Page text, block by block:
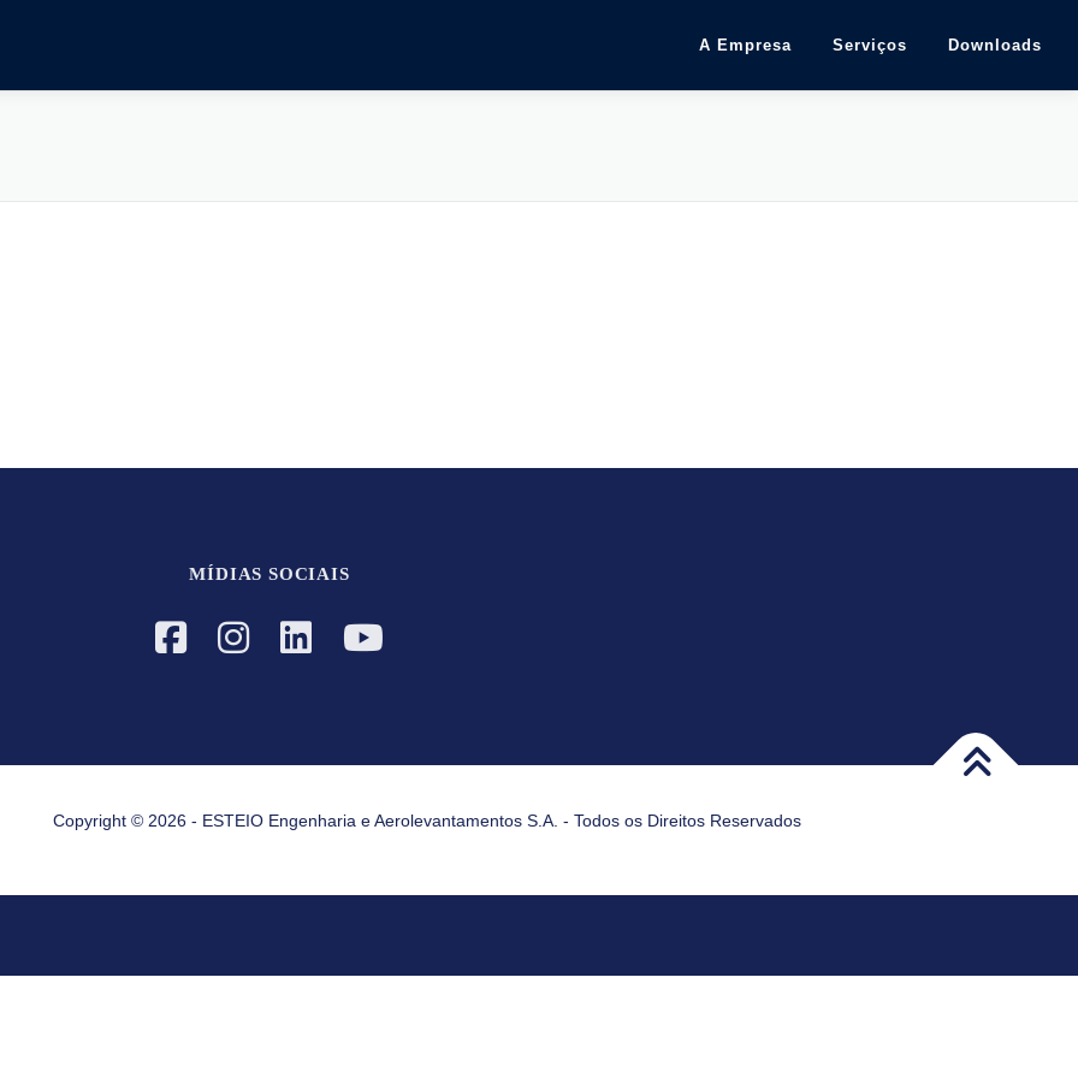
A Empresa Serviços Downloads
MÍDIAS SOCIAIS
Copyright © 2026 - ESTEIO Engenharia e Aerolevantamentos S.A. - Todos os Direitos Reservados